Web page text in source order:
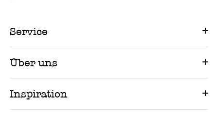
Service
Über uns
Inspiration